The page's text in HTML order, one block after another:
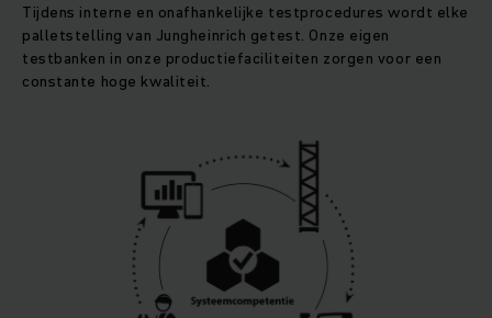
Tijdens interne en onafhankelijke testprocedures wordt elke
palletstelling van Jungheinrich getest. Onze eigen
testbanken in onze productiefaciliteiten zorgen voor een
constante hoge kwaliteit.